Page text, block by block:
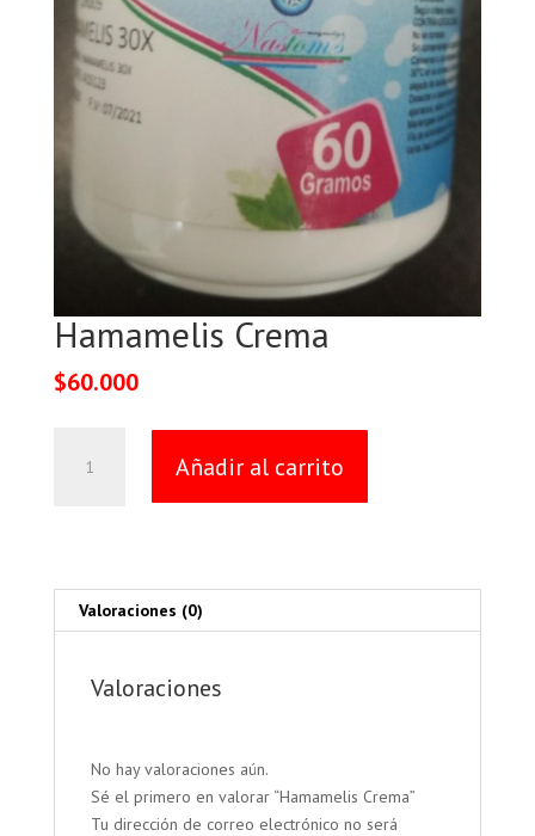
Hamamelis Crema
$60.000
Crema
Añadir al carrito
Valoraciones (0)
Valoraciones
No hay valoraciones aún.
Sé el primero en valorar “Hamamelis Crema”
Tu dirección de correo electrónico no será